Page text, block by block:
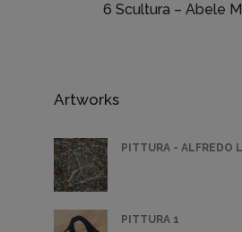
6 Scultura – Abele
Artworks
PITTURA - ALFREDO
PITTURA 1